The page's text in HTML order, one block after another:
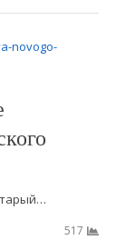
517